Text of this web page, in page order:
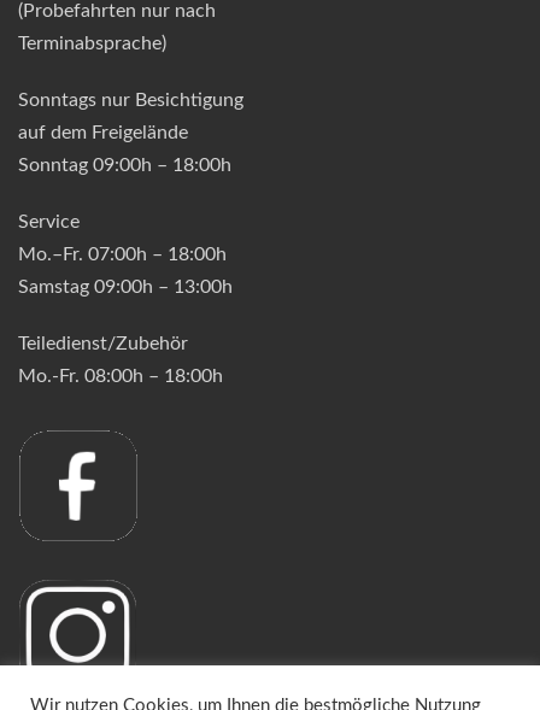
(Probefahrten nur nach
Terminabsprache)
Sonntags nur Besichtigung
auf dem Freigelände
Sonntag 09:00h – 18:00h
Service
Mo.–Fr. 07:00h – 18:00h
Samstag 09:00h – 13:00h
Teiledienst/Zubehör
Mo.-Fr. 08:00h – 18:00h
Wir nutzen Cookies, um Ihnen die bestmögliche Nutzung